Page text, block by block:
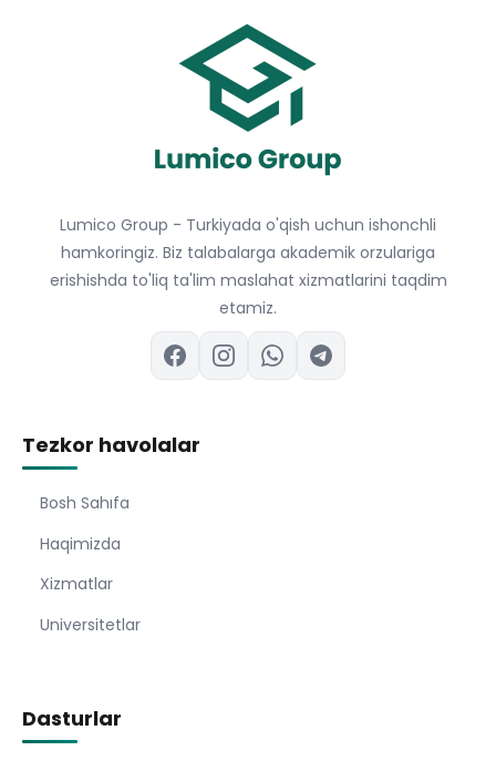
Lumico Group - Turkiyada o'qish uchun ishonchli
hamkoringiz. Biz talabalarga akademik orzulariga
erishishda to'liq ta'lim maslahat xizmatlarini taqdim
etamiz.
Tezkor havolalar
Bosh Sahıfa
Haqimizda
Xizmatlar
Universitetlar
Dasturlar